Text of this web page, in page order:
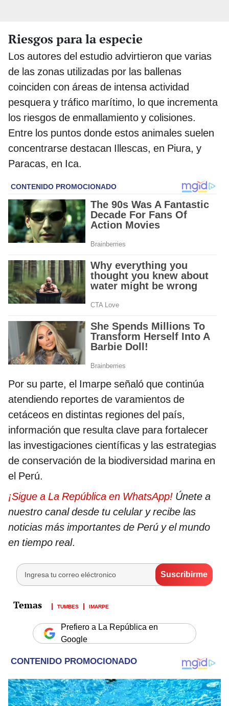
Riesgos para la especie
Los autores del estudio advirtieron que varias
de las zonas utilizadas por las ballenas
coinciden con áreas de intensa actividad
pesquera y tráfico marítimo, lo que incrementa
los riesgos de enmallamiento y colisiones.
Entre los puntos donde estos animales suelen
concentrarse destacan Illescas, en Piura, y
Paracas, en Ica.
Por su parte, el Imarpe señaló que continúa
atendiendo reportes de varamientos de
cetáceos en distintas regiones del país,
información que resulta clave para fortalecer
las investigaciones científicas y las estrategias
de conservación de la biodiversidad marina en
el Perú.
¡Sigue a La República en WhatsApp! Únete a
nuestro canal desde tu celular y recibe las
noticias más importantes de Perú y el mundo
en tiempo real.
TUMBES IMARPE
Prefiero a La República en
Google